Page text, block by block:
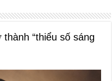
“thiểu số sáng